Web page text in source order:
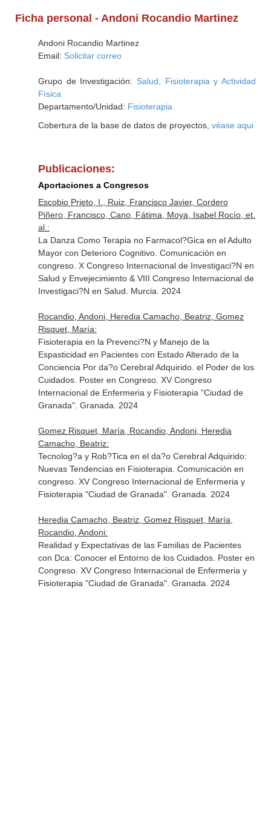
Ficha personal - Andoni Rocandio Martinez
Andoni Rocandio Martinez
Email: Solicitar correo
Grupo de Investigación: Salud, Fisioterapia y Actividad
Física
Departamento/Unidad: Fisioterapia
Cobertura de la base de datos de proyectos, véase aqui
Publicaciones:
Aportaciones a Congresos
Escobio Prieto, I., Ruiz, Francisco Javier, Cordero
Piñero, Francisco, Cano, Fátima, Moya, Isabel Rocío, et.
al.:
La Danza Como Terapia no Farmacol?Gica en el Adulto
Mayor con Deterioro Cognitivo. Comunicación en
congreso. X Congreso Internacional de Investigaci?N en
Salud y Envejecimiento & VIII Congreso Internacional de
Investigaci?N en Salud. Murcia. 2024
Rocandio, Andoni, Heredia Camacho, Beatriz, Gomez
Risquet, María:
Fisioterapia en la Prevenci?N y Manejo de la
Espasticidad en Pacientes con Estado Alterado de la
Conciencia Por da?o Cerebral Adquirido. el Poder de los
Cuidados. Poster en Congreso. XV Congreso
Internacional de Enfermeria y Fisioterapia "Ciudad de
Granada". Granada. 2024
Gomez Risquet, María, Rocandio, Andoni, Heredia
Camacho, Beatriz:
Tecnolog?a y Rob?Tica en el da?o Cerebral Adquirido:
Nuevas Tendencias en Fisioterapia. Comunicación en
congreso. XV Congreso Internacional de Enfermeria y
Fisioterapia "Ciudad de Granada". Granada. 2024
Heredia Camacho, Beatriz, Gomez Risquet, María,
Rocandio, Andoni:
Realidad y Expectativas de las Familias de Pacientes
con Dca: Conocer el Entorno de los Cuidados. Poster en
Congreso. XV Congreso Internacional de Enfermeria y
Fisioterapia "Ciudad de Granada". Granada. 2024